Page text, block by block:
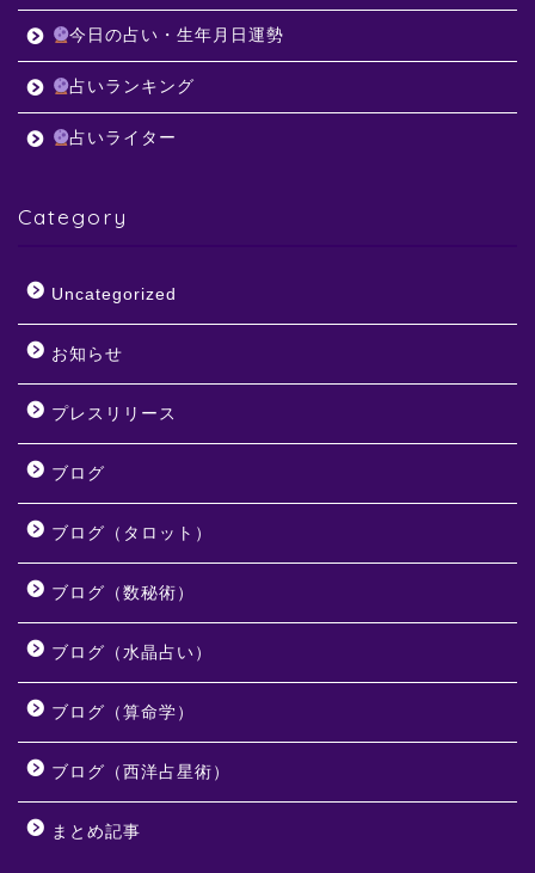
今日の占い・生年月日運勢
占いランキング
占いライター
Category
Uncategorized
お知らせ
プレスリリース
ブログ
ブログ（タロット）
ブログ（数秘術）
ブログ（水晶占い）
ブログ（算命学）
ブログ（西洋占星術）
まとめ記事